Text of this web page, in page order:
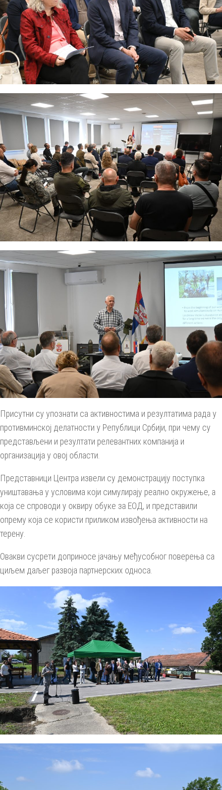
Присутни су упознати са активностима и резултатима рада у
противминској делатности у Републици Србији, при чему су
представљени и резултати релевантних компанија и
организација у овој области.
Представници Центра извели су демонстрацију поступка
уништавања у условима који симулирају реално окружење, а
која се спроводи у оквиру обуке за ЕОД, и представили
опрему која се користи приликом извођења активности на
терену.
Овакви сусрети доприносе јачању међусобног поверења са
циљем даљег развоја партнерских односа.